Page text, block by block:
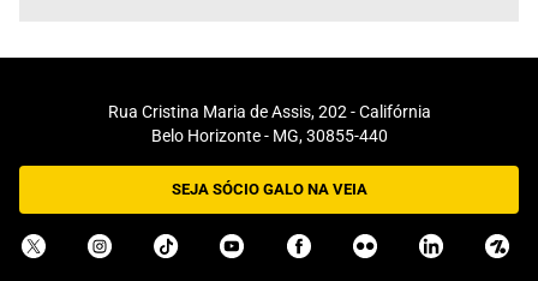
Rua Cristina Maria de Assis, 202 - Califórnia
Belo Horizonte - MG, 30855-440
SEJA SÓCIO GALO NA VEIA